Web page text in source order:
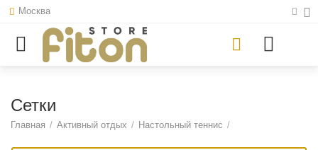
Москва
Сетки
Главная / Активный отдых / Настольный теннис /